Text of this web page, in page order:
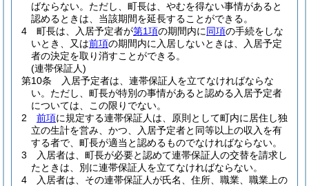
ばならない。 ただし、町長は、やむを得ない事情があると
認めるときは、当該期間を延長することができる。
4
町長は、入居予定者が第1項の期間内に同項の手続をしな
いとき、又は前項の期間内に入居しないときは、入居予定
者の決定を取り消すことができる。
(連帯保証人)
第10条
入居予定者は、連帯保証人を立てなければならな
い。 ただし、町長が特別の事情があると認める入居予定者
については、この限りでない。
2
前項に規定する連帯保証人は、原則として町内に居住し独
立の生計を営み、かつ、入居予定者と同等以上の収入を有
する者で、町長が適当と認めるものでなければならない。
3
入居者は、町長が必要と認めて連帯保証人の交替を請求し
たときは、別に連帯保証人を立てなければならない。
4
入居者は、その連帯保証人が氏名、住所、職業、職業上の